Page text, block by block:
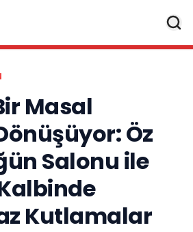
Masal
Öz
Salonu ile
Kutlamalar